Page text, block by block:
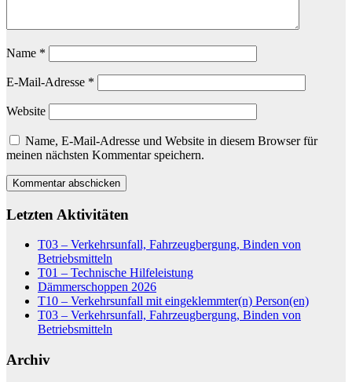
Name *
E-Mail-Adresse *
Website
Name, E-Mail-Adresse und Website in diesem Browser für
meinen nächsten Kommentar speichern.
Letzten Aktivitäten
T03 – Verkehrsunfall, Fahrzeugbergung, Binden von
Betriebsmitteln
T01 – Technische Hilfeleistung
Dämmerschoppen 2026
T10 – Verkehrsunfall mit eingeklemmter(n) Person(en)
T03 – Verkehrsunfall, Fahrzeugbergung, Binden von
Betriebsmitteln
Archiv